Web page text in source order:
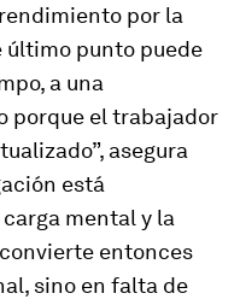
por la
último punto puede
a una
porque el trabajador
asegura
está
mental y la
entonces
sino en falta de